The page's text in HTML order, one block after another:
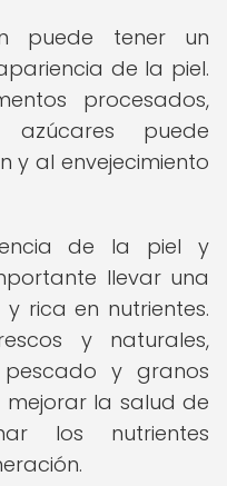
puede tener un
de la piel.
procesados,
puede
y al envejecimiento
de la piel y
llevar una
rica en nutrientes.
y naturales,
y granos
la salud de
los nutrientes